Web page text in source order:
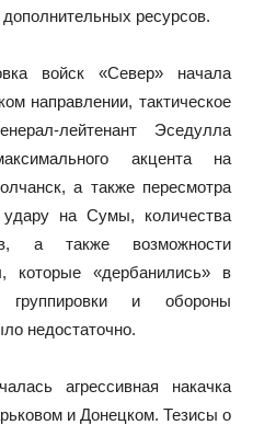
ресурсов.
войск «Север» начала
направлении, тактическое
лейтенант Эседулла
акцента на
а также пересмотра
на Сумы, количества
а также возможности
которые «дербанились» в
группировки и обороны
недостаточно.
агрессивная накачка
и Донецком. Тезисы о